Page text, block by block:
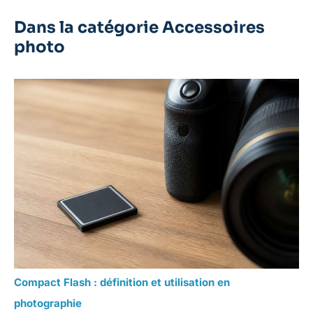
Dans la catégorie Accessoires
photo
Compact Flash : définition et utilisation en
photographie